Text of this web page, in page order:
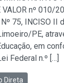
VALOR nº 010/
Nº 75, INCISO
PE,
em
Federal n.º […]
Direta